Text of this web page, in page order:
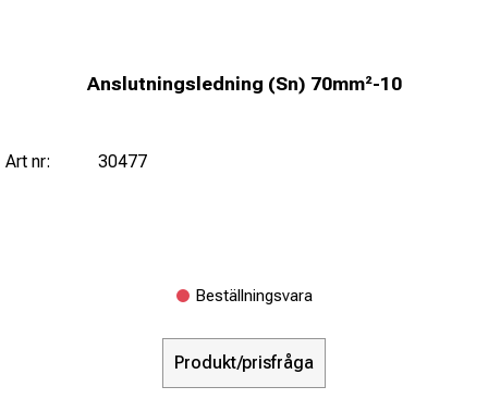
Anslutningsledning (Sn) 70mm²-10
Art nr: 30477
Beställningsvara
Produkt/prisfråga